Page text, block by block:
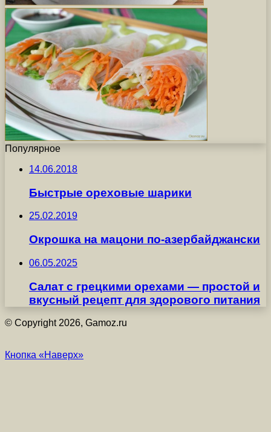
Популярное
14.06.2018
Быстрые ореховые шарики
25.02.2019
Окрошка на мацони по-азербайджански
06.05.2025
Салат с грецкими орехами — простой и
вкусный рецепт для здорового питания
© Copyright 2026, Gamoz.ru
Кнопка «Наверх»